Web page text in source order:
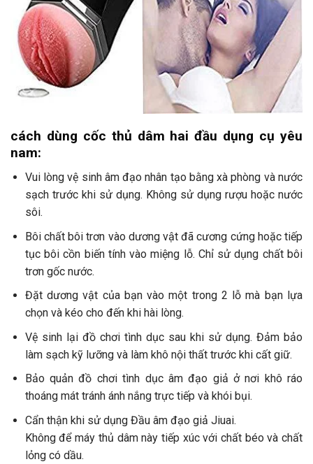
cách dùng cốc thủ dâm hai đầu dụng cụ yêu
nam:
Vui lòng vệ sinh âm đạo nhân tạo bằng xà phòng và nước
sạch trước khi sử dụng. Không sử dụng rượu hoặc nước
sôi.
Bôi chất bôi trơn vào dương vật đã cương cứng hoặc tiếp
tục bôi cồn biến tính vào miệng lỗ. Chỉ sử dụng chất bôi
trơn gốc nước.
Đặt dương vật của bạn vào một trong 2 lỗ mà bạn lựa
chọn và kéo cho đến khi hài lòng.
Vệ sinh lại đồ chơi tình dục sau khi sử dụng. Đảm bảo
làm sạch kỹ lưỡng và làm khô nội thất trước khi cất giữ.
Bảo quản đồ chơi tình dục âm đạo giả ở nơi khô ráo
thoáng mát tránh ánh nắng trực tiếp và khói bụi.
Cẩn thận khi sử dụng Đầu âm đạo giả Jiuai.
Không để máy thủ dâm này tiếp xúc với chất béo và chất
lỏng có dầu.